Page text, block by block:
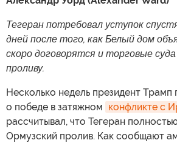
Тегеран потребовал уступок
дней после того, как Белый дом
скоро договорятся и торговые
проливу.
Несколько недель президент Трамп
о победе в затяжном конфликте с
рассчитывал, что Тегеран
Ормузский пролив. Как сообщают